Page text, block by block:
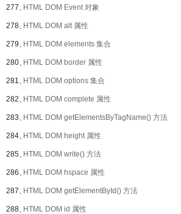
277、HTML DOM Event 对象
278、HTML DOM alt 属性
279、HTML DOM elements 集合
280、HTML DOM border 属性
281、HTML DOM options 集合
282、HTML DOM complete 属性
283、HTML DOM getElementsByTagName() 方法
284、HTML DOM height 属性
285、HTML DOM write() 方法
286、HTML DOM hspace 属性
287、HTML DOM getElementById() 方法
288、HTML DOM id 属性